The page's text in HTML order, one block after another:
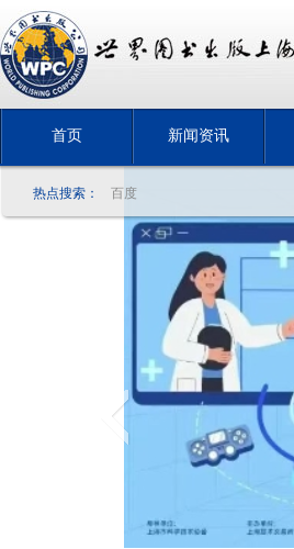
首页 新闻资讯
热点搜索： 百度